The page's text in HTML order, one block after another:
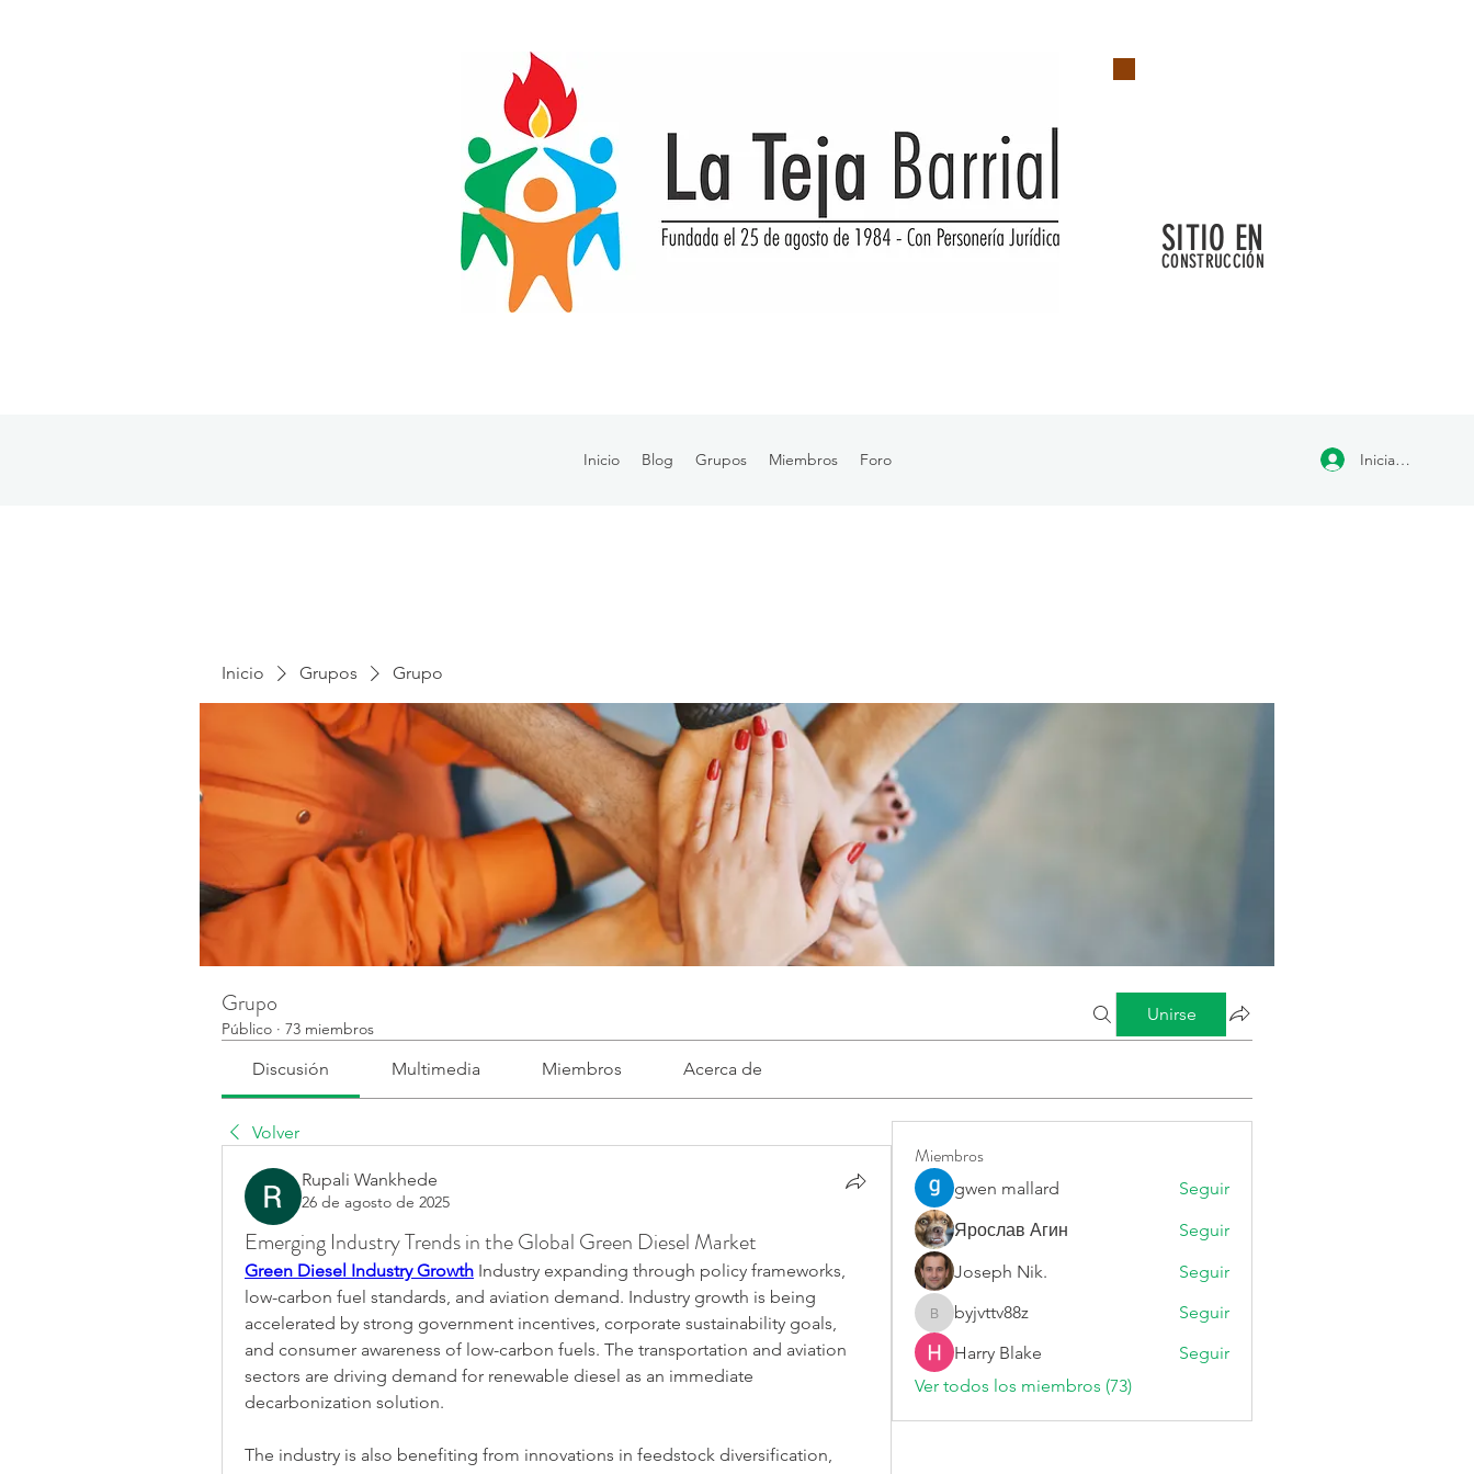
SITIO EN
CONSTRUCCIÓN
Inicio Blog Grupos Miembros Foro Iniciar sesión
Inicio Grupos Grupo
Grupo
Público · 73 miembros
Unirse
Discusión Multimedia Miembros Acerca de
Volver
Rupali Wankhede
26 de agosto de 2025
Emerging Industry Trends in the Global Green Diesel Market
Green Diesel Industry Growth Industry expanding through policy frameworks,
low-carbon fuel standards, and aviation demand. Industry growth is being
accelerated by strong government incentives, corporate sustainability goals,
and consumer awareness of low-carbon fuels. The transportation and aviation
sectors are driving demand for renewable diesel as an immediate
decarbonization solution.
The industry is also benefiting from innovations in feedstock diversification,
Miembros
gwen mallard
Seguir
Ярослав Агин
Seguir
Joseph Nik.
Seguir
byjvttv88z
byjvttv88z
Seguir
Harry Blake
Seguir
Ver todos los miembros (73)